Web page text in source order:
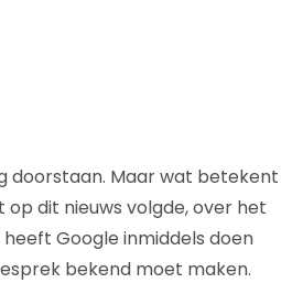
doorstaan. Maar wat betekent
op dit nieuws volgde, over het
heeft Google inmiddels doen
bekend moet maken.